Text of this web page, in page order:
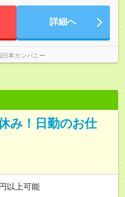
詳細へ
本カンパニー
み！日勤のお仕
以上可能